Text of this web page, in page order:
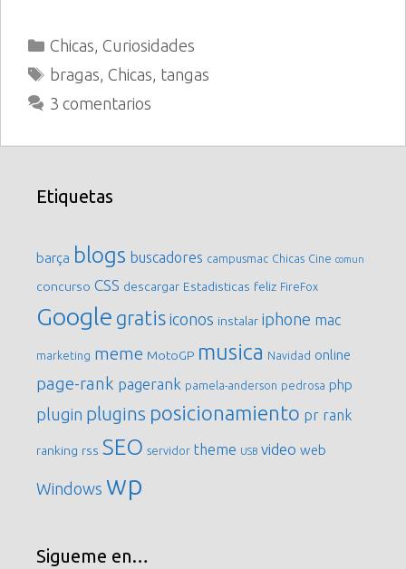
Categorías
Chicas, Curiosidades
Etiquetas
bragas, Chicas, tangas
3 comentarios
Etiquetas
barça blogs buscadores campusmac Chicas Cine comun
concurso CSS descargar Estadisticas feliz FireFox
Google gratis iconos instalar iphone mac
marketing meme MotoGP musica Navidad online
page-rank pagerank pamela-anderson pedrosa php
plugin plugins posicionamiento pr rank
ranking rss SEO servidor theme USB video web
Windows wp
Sigueme en…